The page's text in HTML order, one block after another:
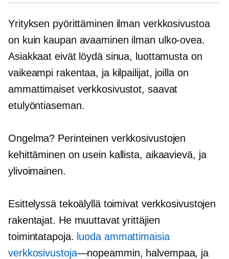
Yrityksen pyörittäminen ilman verkkosivustoa
on kuin kaupan avaaminen ilman ulko-ovea.
Asiakkaat eivät löydä sinua, luottamusta on
vaikeampi rakentaa, ja kilpailijat, joilla on
ammattimaiset verkkosivustot, saavat
etulyöntiaseman.
Ongelma? Perinteinen verkkosivustojen
kehittäminen on usein kallista, aikaavievä, ja
ylivoimainen.
Esittelyssä tekoälyllä toimivat verkkosivustojen
rakentajat. He muuttavat yrittäjien
toimintatapoja. luoda ammattimaisia ​​
verkkosivustoja—nopeammin, halvempaa, ja